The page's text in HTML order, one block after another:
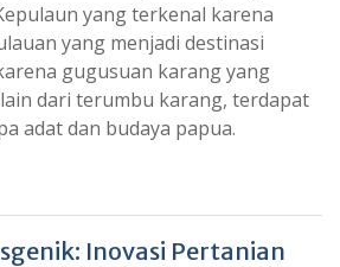
yang terkenal karena
yang menjadi destinasi
gugusuan karang yang
dari terumbu karang, terdapat
adat dan budaya papua.
Inovasi Pertanian